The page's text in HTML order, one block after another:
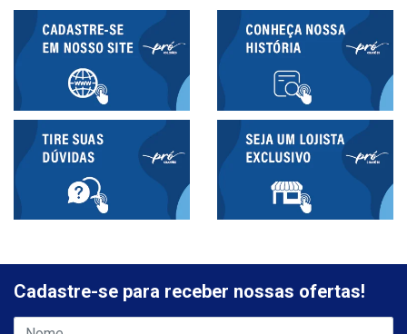
Cadastre-se para receber nossas ofertas!